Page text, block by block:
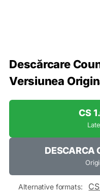
Descărcare
Versiunea
CS
DESCARCA
Alternative formats: